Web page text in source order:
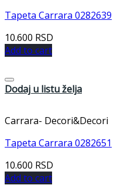
Tapeta Carrara 0282639
10.600 RSD
Add to cart
Dodaj u listu želja
Carrara- Decori&Decori
Tapeta Carrara 0282651
10.600 RSD
Add to cart